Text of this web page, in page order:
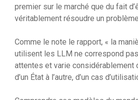
premier sur le marché que du fait
véritablement résoudre un
Comme le note le rapport, « la
utilisent les LLM ne correspond
attentes et varie considérablement
d’un État à l’autre, d’un cas